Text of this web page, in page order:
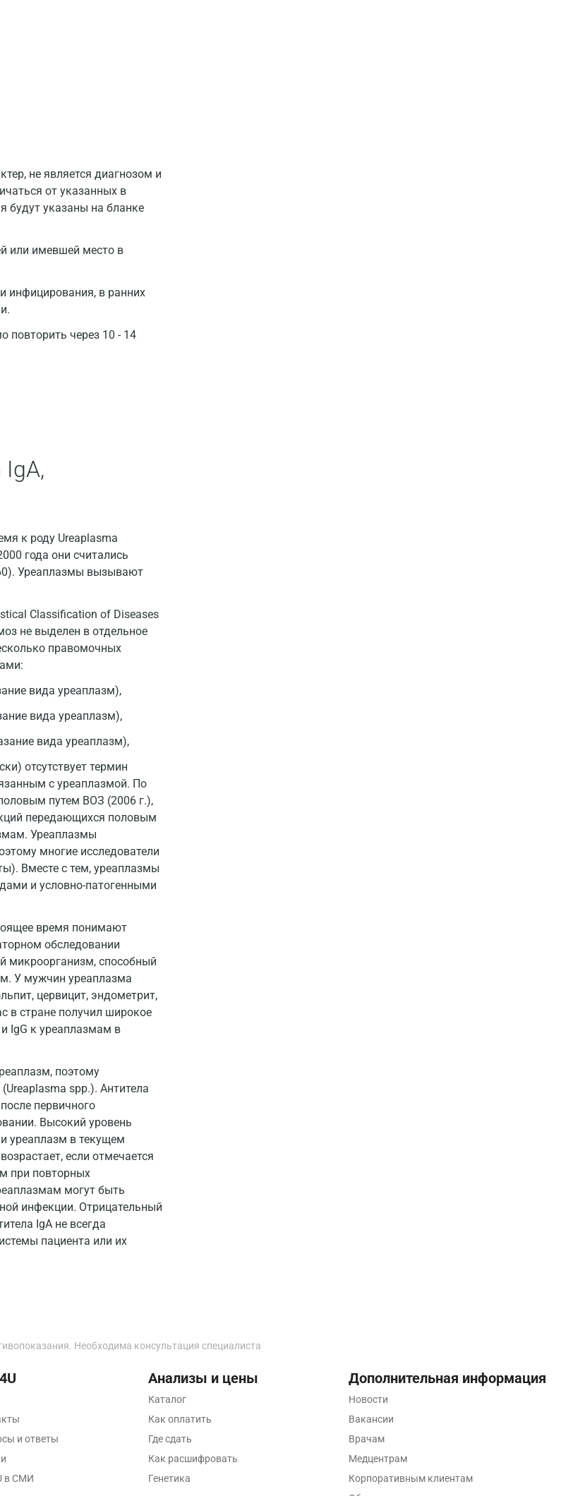
не является диагнозом и
от указанных в
будут указаны на бланке
или имевшей место в
инфицирования, в ранних
повторить через 10 - 14
к роду Ureaplasma
года они считались
Уреаплазмы вызывают
Classification of Diseases
не выделен в отдельное
правомочных
вида уреаплазм),
вида уреаплазм),
вида уреаплазм),
отсутствует термин
с уреаплазмой. По
путем ВОЗ (2006 г.),
передающихся половым
Уреаплазмы
многие исследователи
Вместе с тем, уреаплазмы
и условно-патогенными
время понимают
обследовании
микроорганизм, способный
У мужчин уреаплазма
цервицит, эндометрит,
в стране получил широкое
IgG к уреаплазмам в
поэтому
spp.). Антитела
первичного
Высокий уровень
уреаплазм в текущем
если отмечается
при повторных
могут быть
инфекции. Отрицательный
IgA не всегда
пациента или их
Петербург
Ола
Необходима консультация специалиста
и ответы
в СМИ
Анализы и цены
Каталог
Как оплатить
Где сдать
Как расшифровать
Генетика
Дополнительная информация
Новости
Вакансии
Врачам
Медцентрам
Корпоративным клиентам